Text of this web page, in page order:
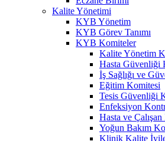
Kalite Yönetimi
KYB Yönetim
KYB Görev Tanımı
KYB Komiteler
Kalite Yönetim
Hasta Güvenliği
İş Sağlığı ve
Eğitim Komitesi
Tesis Güvenliği
Enfeksiyon
Hasta ve
Yoğun Bakım
Klinik Kalite